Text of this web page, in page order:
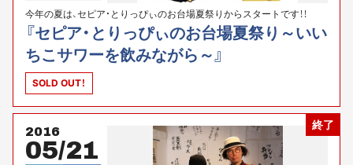
今年の夏は、セピア・とりっぴぃのお台場夏祭りからスタートです！！
『セピア・とりっぴぃのお台場夏祭り～いい
ちこサワーを飲みながら～』
SOLD OUT！
終了
2016
05/21